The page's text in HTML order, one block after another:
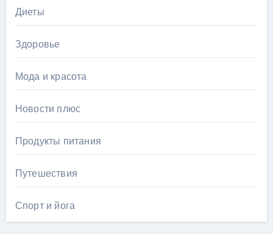
Диеты
Здоровье
Мода и красота
Новости плюс
Продукты питания
Путешествия
Спорт и йога